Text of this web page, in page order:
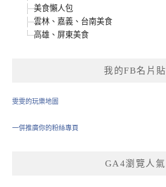
美食懶人包
雲林、嘉義、台南美食
高雄、屏東美食
我的FB名片貼
雯雯的玩樂地圖
一併推廣你的粉絲專頁
GA4瀏覽人氣